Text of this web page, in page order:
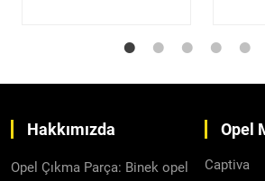
Hakkımızda
Opel Çıkma Parça: Binek opel
Opel
Captiva